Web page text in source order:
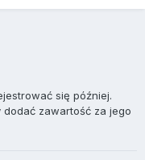
się później.
dodać zawartość za jego